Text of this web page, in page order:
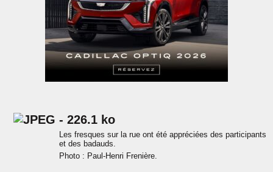
Les fresques sur la rue ont été appréciées des participants
et des badauds.
Photo : Paul-Henri Frenière.